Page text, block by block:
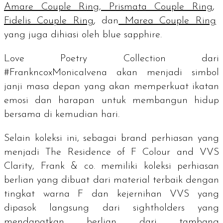
Amare Couple Ring, Prismata Couple Ring,
Fidelis Couple Ring, dan
Marea Couple Ring
yang juga dihiasi oleh blue sapphire.
Love Poetry Collection dari
#FrankncoxMonicaIvena akan menjadi simbol
janji masa depan yang akan memperkuat ikatan
emosi dan harapan untuk membangun hidup
bersama di kemudian hari.
Selain koleksi ini, sebagai brand
perhiasan yang
menjadi
The Residence of F Colour and VVS
Clarity, Frank & co. memiliki koleksi perhiasan
berlian yang dibuat dari material terbaik dengan
tingkat warna F dan kejernihan VVS yang
dipasok langsung dari sightholders yang